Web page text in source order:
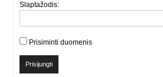
Slaptažodis:
Prisiminti duomenis
Prisijungti